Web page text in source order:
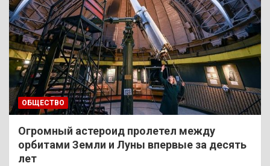
ОБЩЕСТВО
Огромный астероид пролетел между
орбитами Земли и Луны впервые за десять
лет